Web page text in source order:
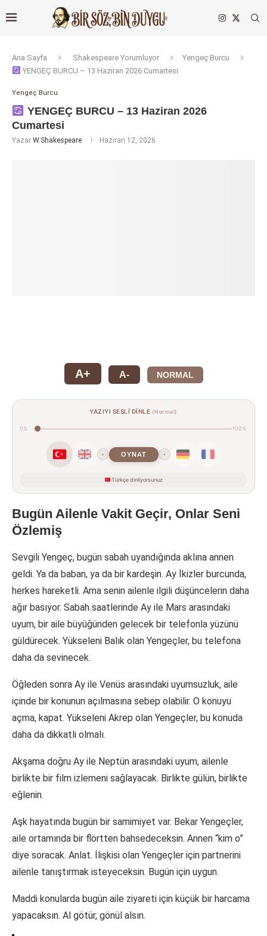
Ana Sayfa Shakespeare Yorumluyor
Yengeç Burcu
YENGEÇ BURCU – 13 Haziran 2026 Cumartesi
Yengeç Burcu
YENGEÇ BURCU – 13 Haziran 2026
Cumartesi
Yazar W.Shakespeare Haziran 12, 2026
A+ A- NORMAL
YAZIYI SESLİ DİNLE (Normal)
0% 100%
‹ OYNAT ›
Türkçe dinliyorsunuz
Bugün Ailenle Vakit Geçir, Onlar Seni
Özlemiş
Sevgili Yengeç, bugün sabah uyandığında aklına annen
geldi. Ya da baban, ya da bir kardeşin. Ay İkizler burcunda,
herkes hareketli. Ama senin ailenle ilgili düşüncelerin daha
ağır basıyor. Sabah saatlerinde Ay ile Mars arasındaki
uyum, bir aile büyüğünden gelecek bir telefonla yüzünü
güldürecek. Yükseleni Balık olan Yengeçler, bu telefona
daha da sevinecek.
Öğleden sonra Ay ile Venüs arasındaki uyumsuzluk, aile
içinde bir konunun açılmasına sebep olabilir. O konuyu
açma, kapat. Yükseleni Akrep olan Yengeçler, bu konuda
daha da dikkatli olmalı.
Akşama doğru Ay ile Neptün arasındaki uyum, ailenle
birlikte bir film izlemeni sağlayacak. Birlikte gülün, birlikte
eğlenin.
Aşk hayatında bugün bir samimiyet var. Bekar Yengeçler,
aile ortamında bir flörtten bahsedeceksin. Annen “kim o”
diye soracak. Anlat. İlişkisi olan Yengeçler için partnerini
ailenle tanıştırmak isteyeceksin. Bugün için uygun.
Maddi konularda bugün aile ziyareti için küçük bir harcama
yapacaksın. Al götür, gönül alsın.